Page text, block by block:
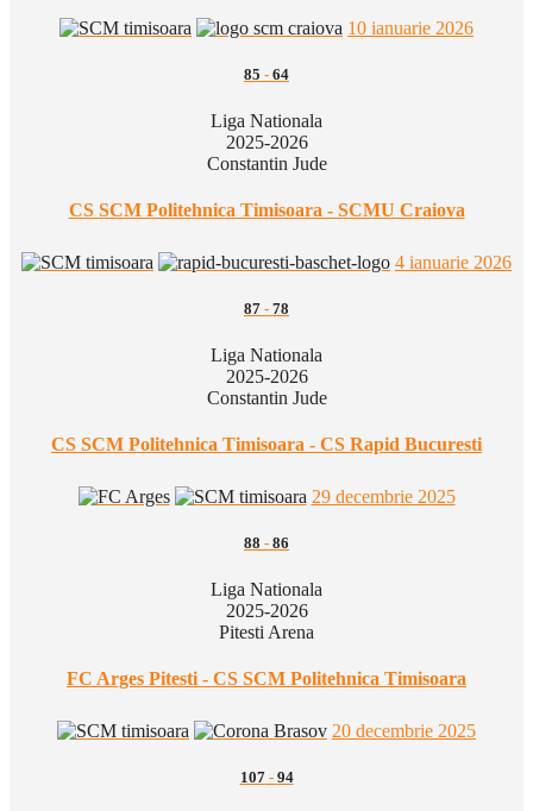
10 ianuarie 2026
85 - 64
Liga Nationala
2025-2026
Constantin Jude
CS SCM Politehnica Timisoara - SCMU Craiova
4 ianuarie 2026
87 - 78
Liga Nationala
2025-2026
Constantin Jude
CS SCM Politehnica Timisoara - CS Rapid Bucuresti
29 decembrie 2025
88 - 86
Liga Nationala
2025-2026
Pitesti Arena
FC Arges Pitesti - CS SCM Politehnica Timisoara
20 decembrie 2025
107- 94